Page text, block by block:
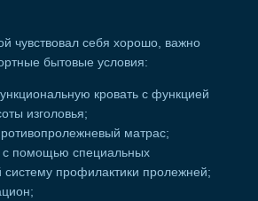
чувствовал себя хорошо, важно
бытовые условия:
кровать с функцией
изголовья;
матрас;
с помощью специальных
систему профилактики пролежней;